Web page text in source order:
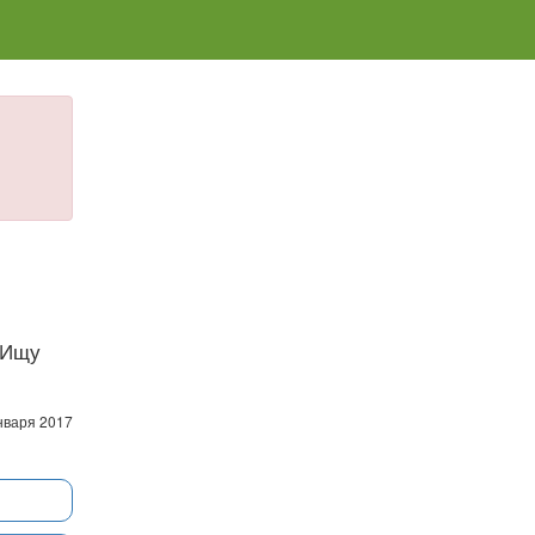
Ищу
2017